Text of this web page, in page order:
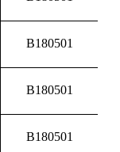
B180501
B180501
B180501